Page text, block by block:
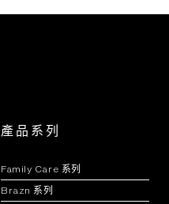
產品系列
Family Care 系列
Brazn 系列